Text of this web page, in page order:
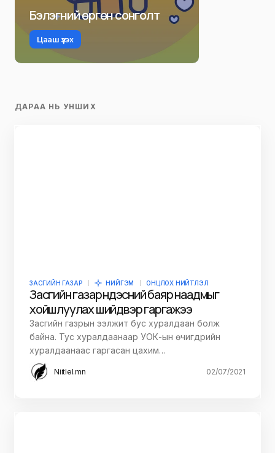
Бэлэгний өргөн сонголт
Цааш үзэх
ДАРАА НЬ УНШИХ
ЗАСГИЙН ГАЗАР НИЙГЭМ ОНЦЛОХ НИЙТЛЭЛ
Засгийн газар Үндэсний баяр наадмыг
хойшлуулах шийдвэр гаргажээ
Засгийн газрын ээлжит бус хуралдаан болж
байна. Тус хуралдаанаар УОК-ын өчигдрийн
хуралдаанаас гаргасан цахим…
Niitlel.mn 02/07/2021